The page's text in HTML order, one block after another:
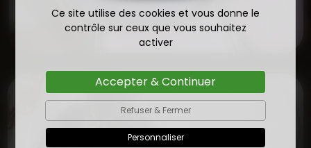
Ce site utilise des cookies et vous donne le
contrôle sur ceux que vous souhaitez
activer
Accepter & Continuer
Refuser & Fermer
Personnaliser